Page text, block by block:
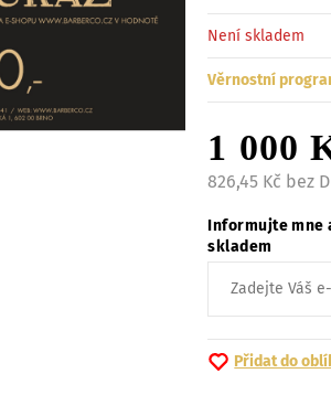
Není skladem
Věrnostní
1 000
826,45 Kč bez
Informujte mne
skladem
Přidat do